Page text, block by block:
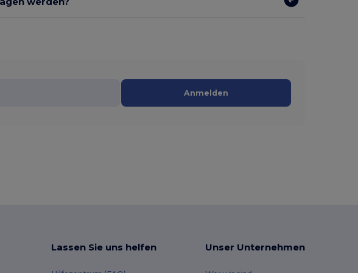
Anmelden
Lassen Sie uns helfen Unser Unternehmen